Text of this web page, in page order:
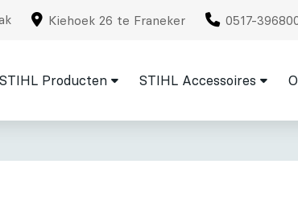
Kiehoek 26 te Franeker 0517-
STIHL Producten STIHL Accessoires